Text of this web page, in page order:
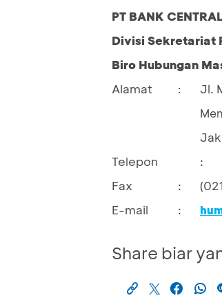
PT BANK
Divisi Sekretariat
Biro Hubungan
Alamat
: Jl.
Telepon
:
Fax
:
E-mail
:
Share biar